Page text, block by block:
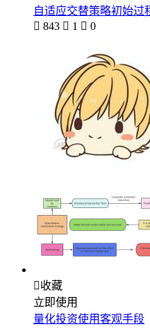
自适应交替策略初始过
 843  1  0
收藏
立即使用
量化投资使用客观手段